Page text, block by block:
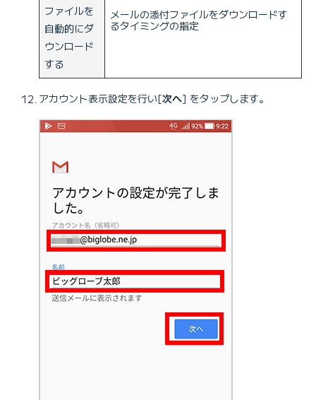
ファイルを
自動的にダ
ウンロード
する
メールの添付ファイルをダウンロードす
るタイミングの指定
アカウント表示設定を行い[次へ] をタップします。